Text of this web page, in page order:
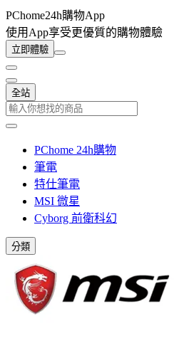
PChome24h購物App
使用App享受更優質的購物體驗
立即體驗
全站
PChome 24h購物
筆電
特仕筆電
MSI 微星
Cyborg 前衛科幻
分類